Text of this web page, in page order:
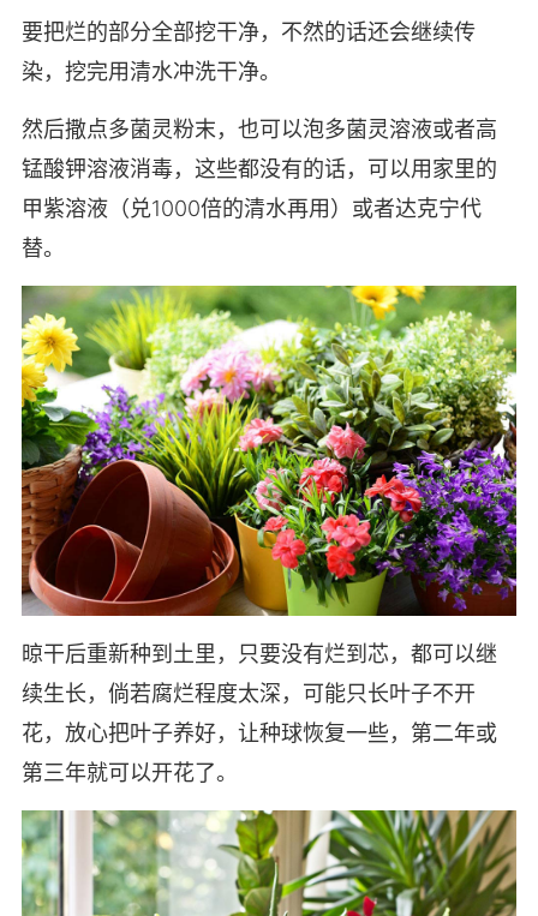
要把烂的部分全部挖干净，不然的话还会继续传
染，挖完用清水冲洗干净。
然后撒点多菌灵粉末，也可以泡多菌灵溶液或者高
锰酸钾溶液消毒，这些都没有的话，可以用家里的
甲紫溶液（兑1000倍的清水再用）或者达克宁代
替。
晾干后重新种到土里，只要没有烂到芯，都可以继
续生长，倘若腐烂程度太深，可能只长叶子不开
花，放心把叶子养好，让种球恢复一些，第二年或
第三年就可以开花了。